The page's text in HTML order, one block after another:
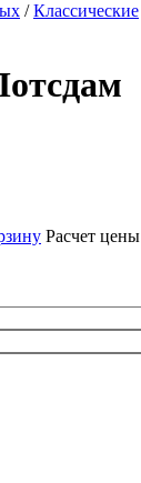
/Классические
Расчет цены